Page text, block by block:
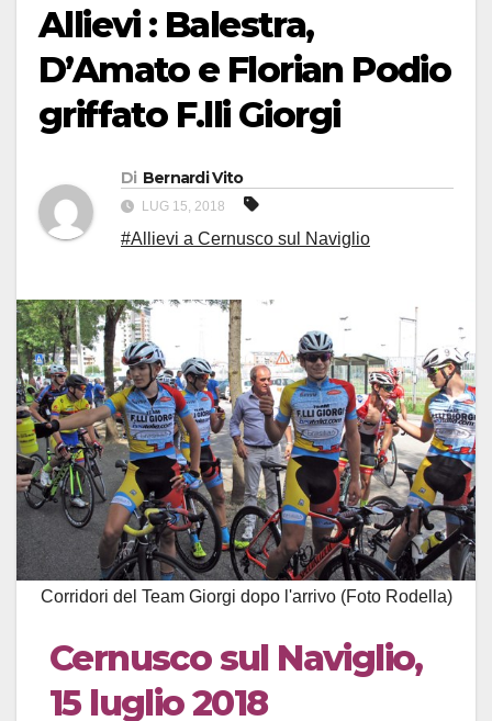
Allievi : Balestra,
D’Amato e Florian Podio
griffato F.lli Giorgi
Di Bernardi Vito
LUG 15, 2018
#Allievi a Cernusco sul Naviglio
Corridori del Team Giorgi dopo l'arrivo (Foto Rodella)
Cernusco sul Naviglio,
15 luglio 2018